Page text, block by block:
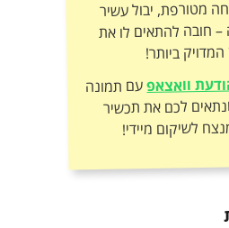
ביותר!
וואצאפעם תמונה
של הצמח – ונתאים לכם את תכשיר
לשיקום מיידי!